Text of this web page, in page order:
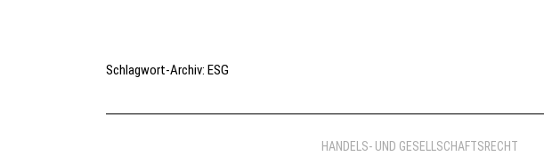
Schlagwort-Archiv: ESG
HANDELS- UND GESELLSCHAFTSRECHT